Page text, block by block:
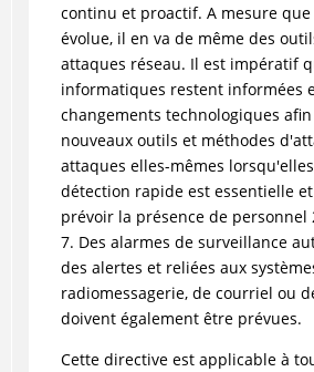
continu et proactif. A mesure
évolue, il en va de même des
attaques réseau. Il est impératif
informatiques restent informées
changements technologiques
nouveaux outils et méthodes
attaques elles-mêmes
détection rapide est essentielle
prévoir la présence de personnel
7. Des alarmes de surveillance
des alertes et reliées aux
radiomessagerie, de courriel ou
doivent également être prévues.
Cette directive est applicable à